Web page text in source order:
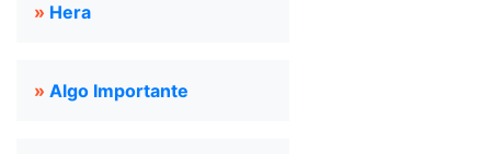
» Hera
» Algo Importante